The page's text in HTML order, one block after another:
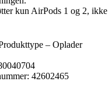
kun AirPods 1 og 2, ikke
– Oplader
42602465